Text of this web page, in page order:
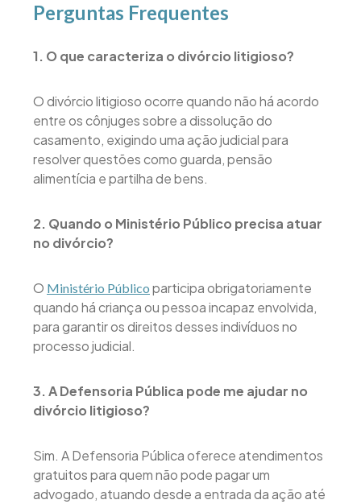
Perguntas Frequentes
1. O que caracteriza o divórcio litigioso?
O divórcio litigioso ocorre quando não há acordo
entre os cônjuges sobre a dissolução do
casamento, exigindo uma ação judicial para
resolver questões como guarda, pensão
alimentícia e partilha de bens.
2. Quando o Ministério Público precisa atuar
no divórcio?
O Ministério Público participa obrigatoriamente
quando há criança ou pessoa incapaz envolvida,
para garantir os direitos desses indivíduos no
processo judicial.
3. A Defensoria Pública pode me ajudar no
divórcio litigioso?
Sim. A Defensoria Pública oferece atendimentos
gratuitos para quem não pode pagar um
advogado, atuando desde a entrada da ação até